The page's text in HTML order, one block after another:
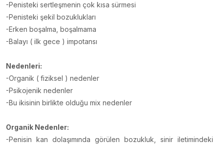
-Penisteki sertleşmenin çok kısa sürmesi
-Penisteki şekil bozuklukları
-Erken boşalma, boşalmama
-Balayı ( ilk gece ) impotansı
Nedenleri:
-Organik ( fiziksel ) nedenler
-Psikojenik nedenler
-Bu ikisinin birlikte olduğu mix nedenler
Organik Nedenler:
-Penisin kan dolaşımında görülen bozukluk, sinir iletimindeki